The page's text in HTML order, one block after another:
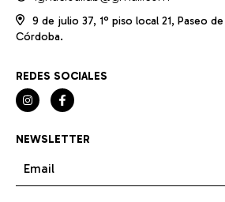
9 de julio 37, 1° piso local 21, Paseo
Córdoba.
REDES SOCIALES
NEWSLETTER